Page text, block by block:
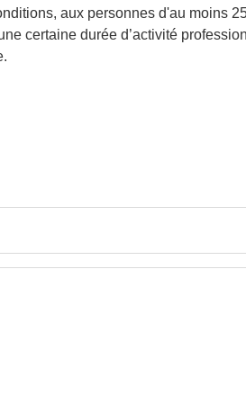
aux personnes d'au moins
certaine durée d’activité